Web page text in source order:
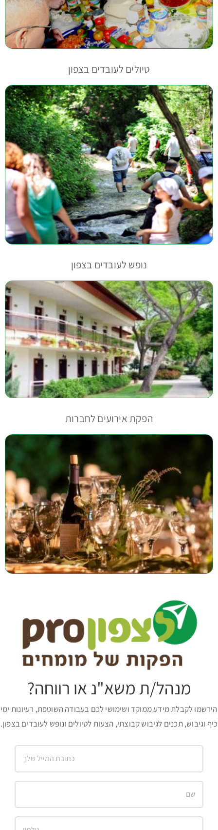
טיולים לעובדים בצפון
נופש לעובדים בצפון
הפקת אירועים לחברות
מנהל/ת משא"נ או רווחה?
הירשמו לקבלת מידע ממוקד ושימושי לכם בעבודה השוטפת, רעיונות ימי
כיף וגיבוש, תכנים לגיבוש קבוצתי, הצעות לטיולים ונופש לעובדים בצפון.